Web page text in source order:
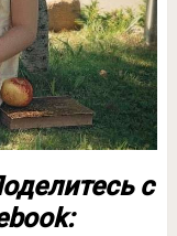
с